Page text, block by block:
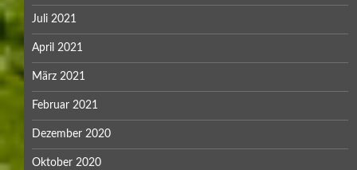
Juli 2021
April 2021
März 2021
Februar 2021
Dezember 2020
Oktober 2020